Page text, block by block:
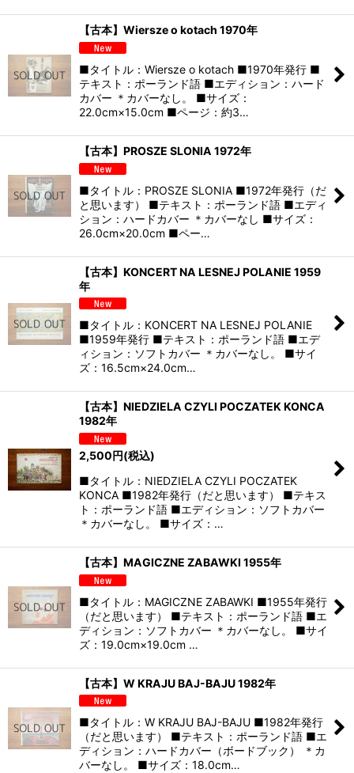
【古本】Wiersze o kotach 1970年
■タイトル：Wiersze o kotach ■1970年発行 ■
テキスト：ポーランド語 ■エディション：ハード
カバー ＊カバーなし。 ■サイズ：
22.0cm×15.0cm ■ページ：約3…
【古本】PROSZE SLONIA 1972年
■タイトル：PROSZE SLONIA ■1972年発行（だ
と思います） ■テキスト：ポーランド語 ■エディ
ション：ハードカバー ＊カバーなし ■サイズ：
26.0cm×20.0cm ■ペー…
【古本】KONCERT NA LESNEJ POLANIE 1959
年
■タイトル：KONCERT NA LESNEJ POLANIE
■1959年発行 ■テキスト：ポーランド語 ■エデ
ィション：ソフトカバー ＊カバーなし。 ■サイ
ズ：16.5cm×24.0cm…
【古本】NIEDZIELA CZYLI POCZATEK KONCA
1982年
2,500円(税込)
■タイトル：NIEDZIELA CZYLI POCZATEK
KONCA ■1982年発行（だと思います） ■テキス
ト：ポーランド語 ■エディション：ソフトカバー
＊カバーなし。 ■サイズ：…
【古本】MAGICZNE ZABAWKI 1955年
■タイトル：MAGICZNE ZABAWKI ■1955年発行
（だと思います） ■テキスト：ポーランド語 ■エ
ディション：ソフトカバー ＊カバーなし。 ■サイ
ズ：19.0cm×19.0cm …
【古本】W KRAJU BAJ-BAJU 1982年
■タイトル：W KRAJU BAJ-BAJU ■1982年発行
（だと思います） ■テキスト：ポーランド語 ■エ
ディション：ハードカバー（ボードブック） ＊カ
バーなし。 ■サイズ：18.0cm…